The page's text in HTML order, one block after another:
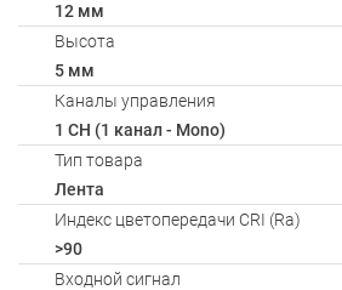
12 мм
Высота
5 мм
Каналы управления
1 CH (1 канал - Mono)
Тип товара
Лента
Индекс цветопередачи CRI (Ra)
>90
Входной сигнал